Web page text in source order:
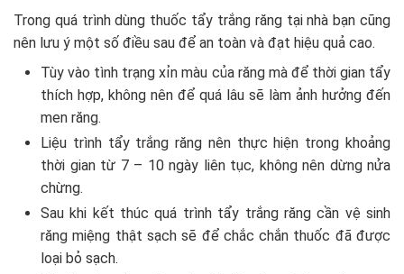
Trong quá trình dùng thuốc tẩy trắng răng tại nhà bạn cũng
nên lưu ý một số điều sau để an toàn và đạt hiệu quả cao.
Tùy vào tình trạng xỉn màu của răng mà để thời gian tẩy
thích hợp, không nên để quá lâu sẽ làm ảnh hưởng đến
men răng.
Liệu trình tẩy trắng răng nên thực hiện trong khoảng
thời gian từ 7 – 10 ngày liên tục, không nên dừng nửa
chừng.
Sau khi kết thúc quá trình tẩy trắng răng cần vệ sinh
răng miệng thật sạch sẽ để chắc chắn thuốc đã được
loại bỏ sạch.